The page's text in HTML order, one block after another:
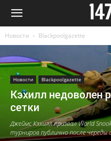
Новости Blackpoolgazette
Новости Blackpoolgazette
Кэхилл недоволен
сетки
Джеймс Кэхилл призвал World
турниров публично после